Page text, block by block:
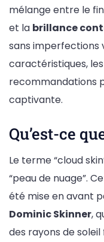
mélange entre le
et la brillance
sans imperfections
caractéristiques,
recommandations
captivante.
Qu’est-ce
Le terme “cloud
“peau de nuage”.
été mise en avant
Dominic Skinner,
des rayons de